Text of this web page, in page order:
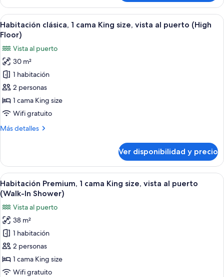
salón
lounge
del
club
(High
floor)
Premium,
camas
individuales,
acceso
al
salón
lounge
del
(High
floor)
Ver
todas
fotos
de
Habitación
clásica,
1
cama
size,
puerto
(High
Floor)
Habitación de hotel con una cama
3
Habitación clásica, 1 cama King size, vista al puerto (High
Floor)
Vista al puerto
30 m²
1 habitación
2 personas
1 cama King size
Wifi gratuito
Más detalles
Más
clásica,
cama
King
size,
vista
al
puerto
(High
Floor)
Ver disponibilidad y precio
Ver
todas
las
fotos
de
Habitación
Premium,
1
cama
Habitación de hotel con una cama
4
Habitación Premium, 1 cama King size, vista al puerto
(Walk-In Shower)
Vista al puerto
38 m²
1 habitación
2 personas
1 cama King size
Wifi gratuito